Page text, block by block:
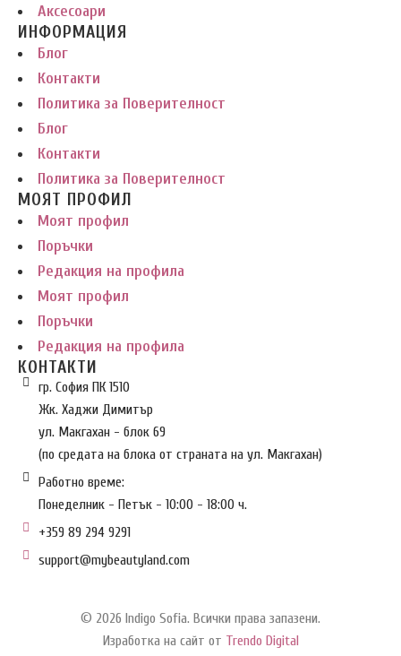
Аксесоари
ИНФОРМАЦИЯ
Блог
Контакти
Политика за Поверителност
Блог
Контакти
Политика за Поверителност
МОЯТ ПРОФИЛ
Моят профил
Поръчки
Редакция на профила
Моят профил
Поръчки
Редакция на профила
КОНТАКТИ
гр. София ПК 1510
Жк. Хаджи Димитър
ул. Макгахан - блок 69
(по средата на блока от страната на ул. Макгахан)
Работно време:
Понеделник - Петък - 10:00 - 18:00 ч.
+359 89 294 9291
support@mybeautyland.com
© 2026 Indigo Sofia. Всички права запазени.
Изработка на сайт от Trendo Digital